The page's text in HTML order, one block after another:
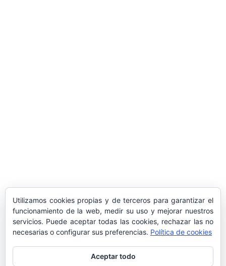
LA DELEGACIÓN DE TARRAGONA
ASISTE INVITADA A LA “CENA DE GALA
DE LAS CUATRO MARINAS”
Utilizamos cookies propias y de terceros para garantizar el
funcionamiento de la web, medir su uso y mejorar nuestros
servicios. Puede aceptar todas las cookies, rechazar las no
necesarias o configurar sus preferencias. Política de cookies
Aceptar todo